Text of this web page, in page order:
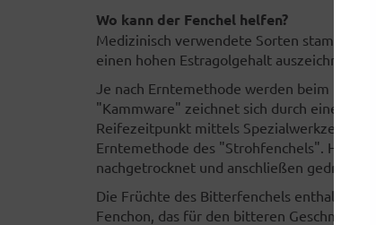
Wo kann der Fenchel helfen?
Medizinisch verwendete Sorten stammen
einen hohen Estragolgehalt auszeichnen.
Je nach Erntemethode werden beim
"Kammware" zeichnet sich durch eine
Reifezeitpunkt mittels Spezialwerkzeugen
Erntemethode des "Strohfenchels". Hier
nachgetrocknet und anschließen gedroschen.
Die Früchte des Bitterfenchels enthalten
Fenchon, das für den bitteren Geschmack